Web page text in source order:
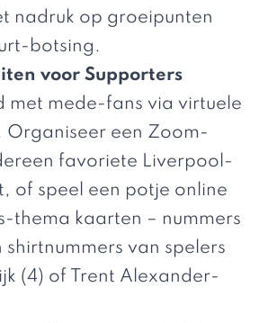
nadruk op groeipunten
botsing.
voor Supporters
met mede-fans via virtuele
Organiseer een Zoom-
favoriete Liverpool-
of speel een potje online
thema kaarten – nummers
van spelers
(4) of Trent Alexander-